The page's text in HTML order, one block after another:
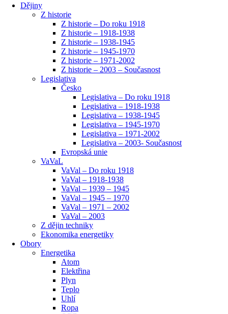
Dějiny
Z historie
Z historie – Do roku 1918
Z historie – 1918-1938
Z historie – 1938-1945
Z historie – 1945-1970
Z historie – 1971-2002
Z historie – 2003 – Současnost
Legislativa
Česko
Legislativa – Do roku 1918
Legislativa – 1918-1938
Legislativa – 1938-1945
Legislativa – 1945-1970
Legislativa – 1971-2002
Legislativa – 2003- Současnost
Evropská unie
VaVaL
VaVal – Do roku 1918
VaVal – 1918-1938
VaVal – 1939 – 1945
VaVal – 1945 – 1970
VaVal – 1971 – 2002
VaVal – 2003
Z dějin techniky
Ekonomika energetiky
Obory
Energetika
Atom
Elektřina
Plyn
Teplo
Uhlí
Ropa